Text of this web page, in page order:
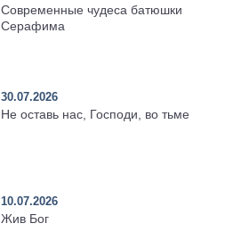
Современные чудеса батюшки
Серафима
30.07.2026
Не оставь нас, Господи, во тьме
10.07.2026
Жив Бог